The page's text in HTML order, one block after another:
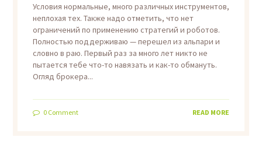
Условия нормальные, много различных инструментов,
неплохая тех. Также надо отметить, что нет
ограничений по применению стратегий и роботов.
Полностью поддерживаю — перешел из альпари и
словно в раю. Первый раз за много лет никто не
пытается тебе что-то навязать и как-то обмануть.
Огляд брокера...
0Comment READ MORE